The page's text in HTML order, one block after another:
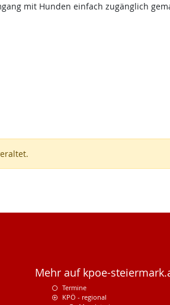
mit Hunden einfach zugänglich
Mehr auf kpoe-
Termine
KPÖ - regional